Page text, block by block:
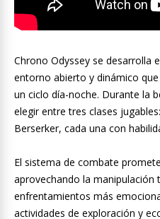
Chrono Odyssey se desarrolla
entorno abierto y dinámico
un ciclo día-noche. Durante la
elegir entre tres clases
Berserker, cada una con
El sistema de combate
aprovechando la
enfrentamientos más
actividades de exploración y